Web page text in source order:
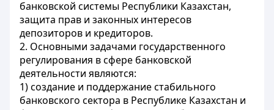
банковской системы Республики Казахстан,
защита прав и законных интересов
депозиторов и кредиторов.
2. Основными задачами государственного
регулирования в сфере банковской
деятельности являются:
1) создание и поддержание стабильного
банковского сектора в Республике Казахстан и